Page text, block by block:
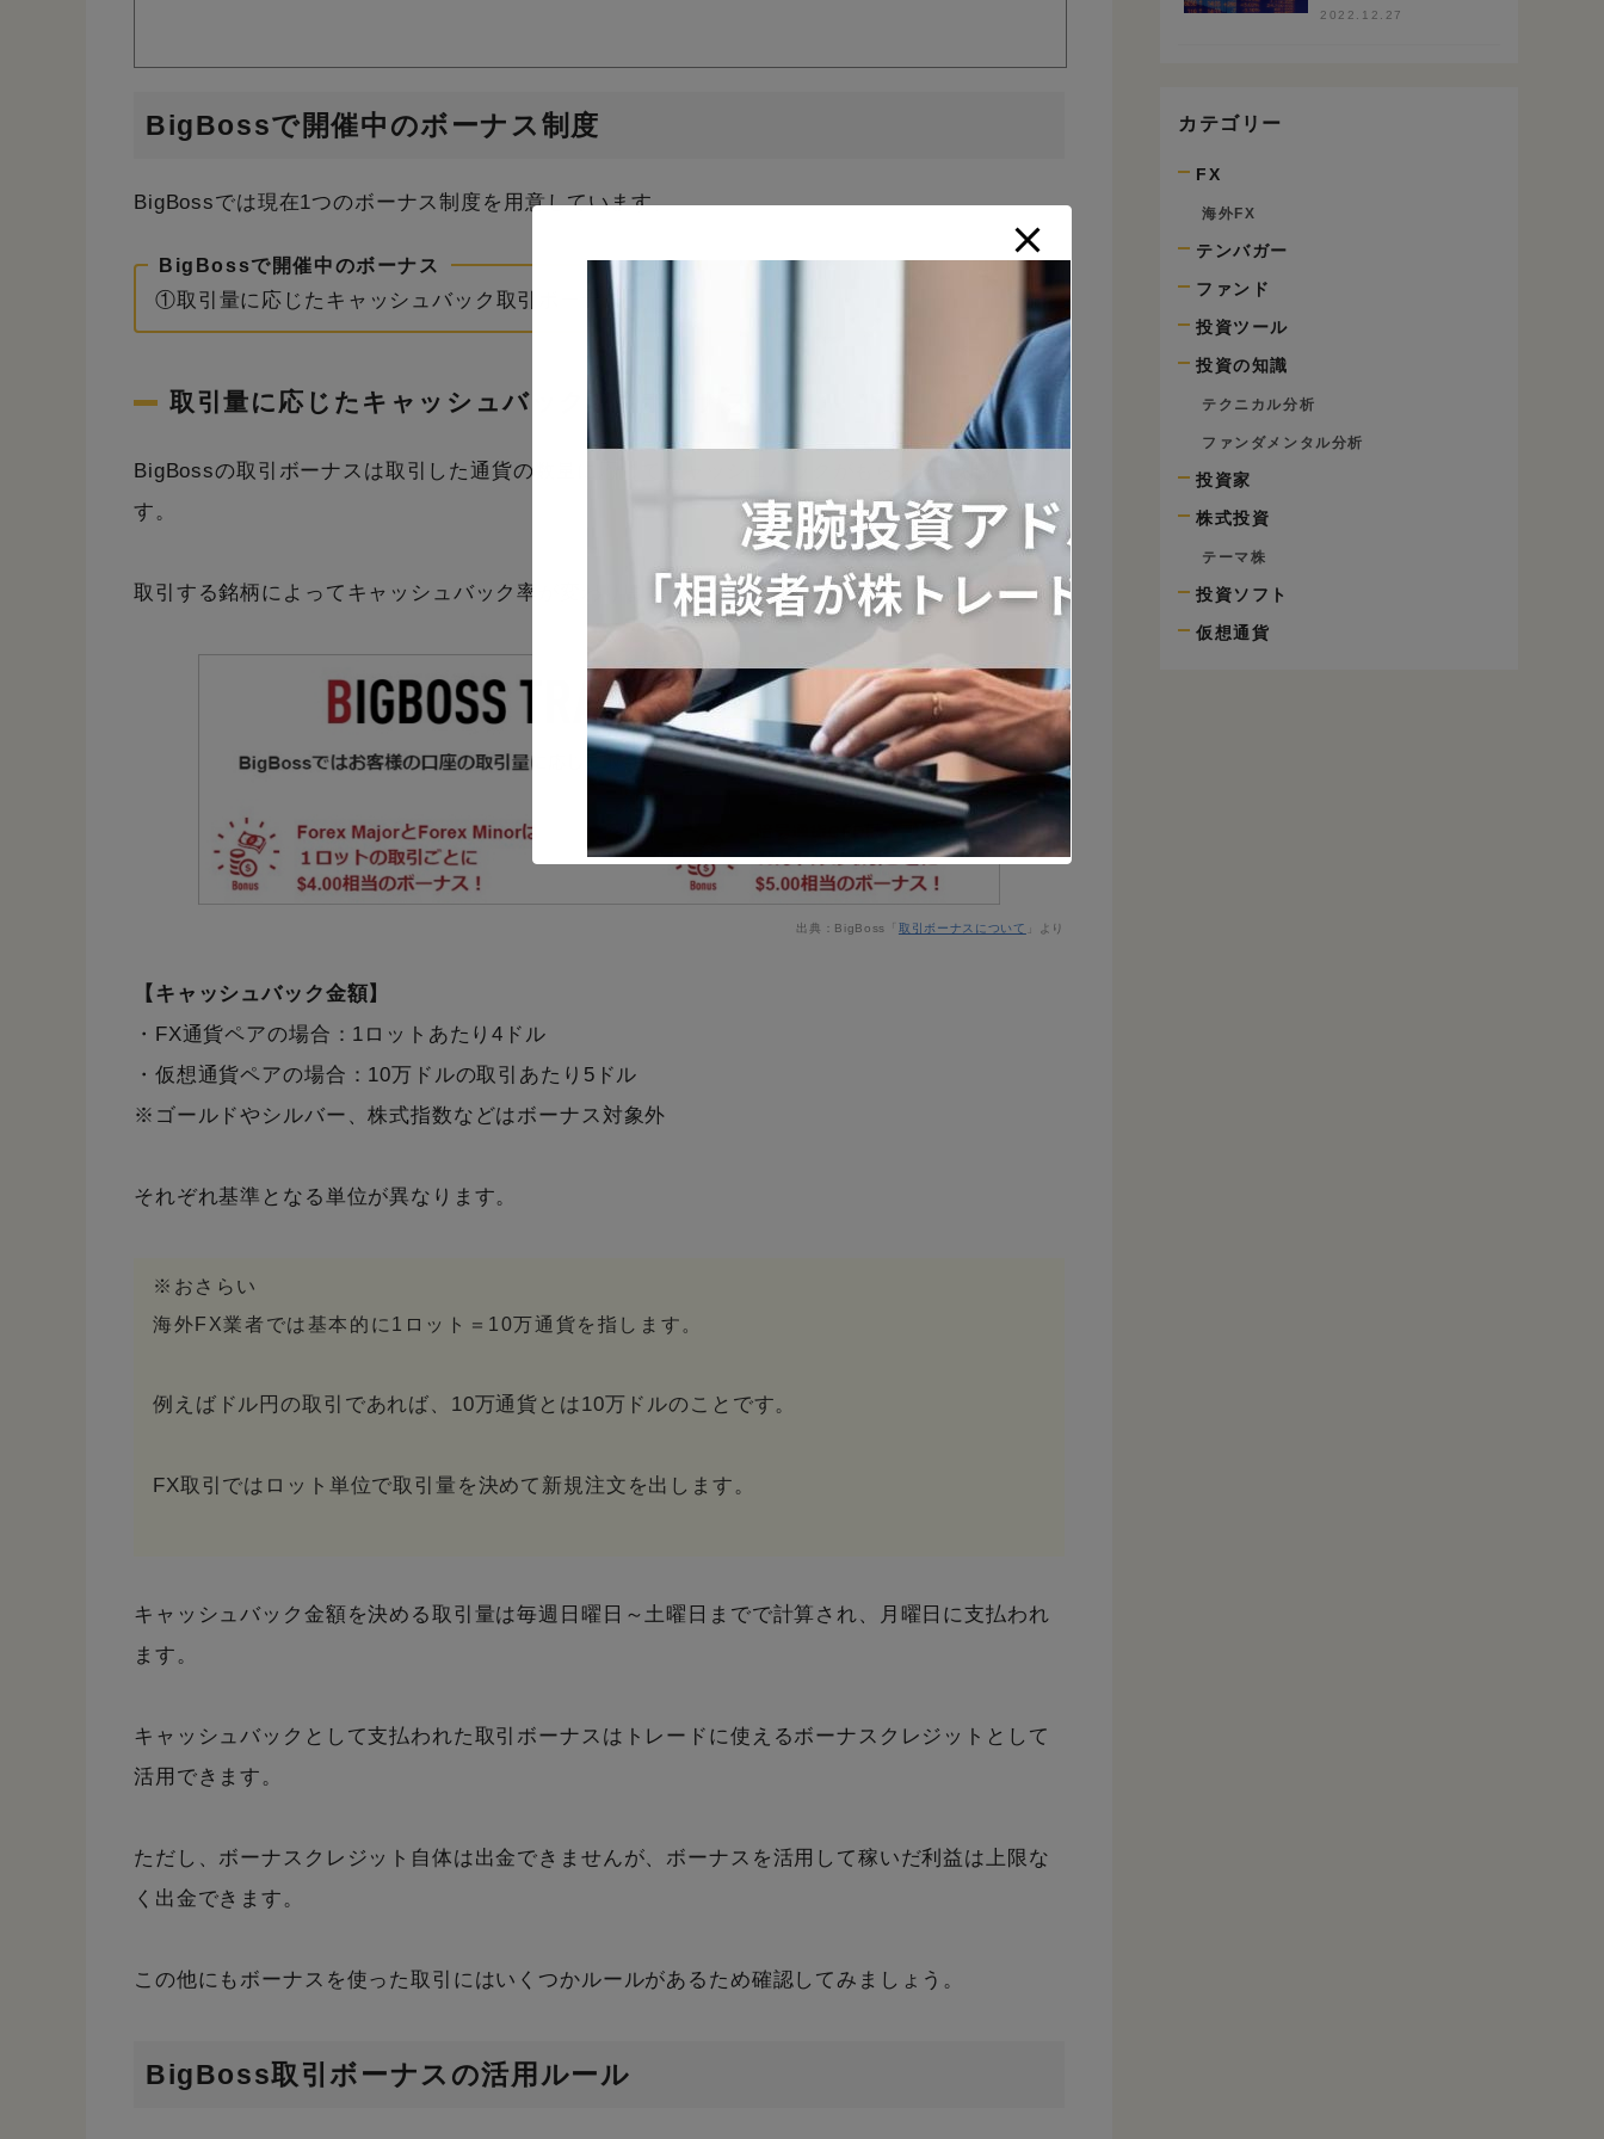
BigBossで開催中のボーナス制度
BigBossでは現在1つのボーナス制度を用意しています。
BigBossで開催中のボーナス
①取引量に応じたキャッシュバック取引ボーナス
取引量に応じたキャッシュバック取引ボーナス
BigBossの取引ボーナスは取引した通貨の数量に応じてキャッシュバックがもらえる仕組みで
す。
取引する銘柄によってキャッシュバック率が変わります。
出典：BigBoss「 取引ボーナスについて 」より
【キャッシュバック金額】
・FX通貨ペアの場合：1ロットあたり4ドル
・仮想通貨ペアの場合：10万ドルの取引あたり5ドル
※ゴールドやシルバー、株式指数などはボーナス対象外
それぞれ基準となる単位が異なります。
※おさらい
海外FX業者では基本的に1ロット＝10万通貨を指します。
例えばドル円の取引であれば、10万通貨とは10万ドルのことです。
FX取引ではロット単位で取引量を決めて新規注文を出します。
キャッシュバック金額を決める取引量は毎週日曜日～土曜日までで計算され、月曜日に支払われ
ます。
キャッシュバックとして支払われた取引ボーナスはトレードに使えるボーナスクレジットとして
活用できます。
ただし、ボーナスクレジット自体は出金できませんが、ボーナスを活用して稼いだ利益は上限な
く出金できます。
この他にもボーナスを使った取引にはいくつかルールがあるため確認してみましょう。
BigBoss取引ボーナスの活用ルール
100銘柄のS高で検
2022.12.27
カテゴリー
FX
海外FX
テンバガー
ファンド
投資ツール
投資の知識
テクニカル分析
ファンダメンタル分析
投資家
株式投資
テーマ株
投資ソフト
仮想通貨
凄腕投資アドバイザー加藤「相談者が株トレ
ードで利益続出」のワケ